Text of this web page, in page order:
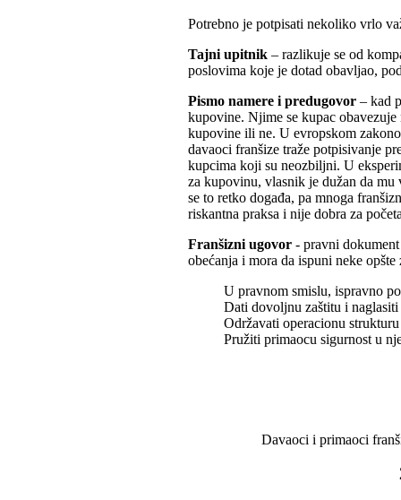
Potrebno je potpisati nekoliko vrlo
Tajni upitnik – razlikuje se od
poslovima koje je dotad obavljao,
Pismo namere i predugovor – kad
kupovine. Njime se kupac
kupovine ili ne. U evropskom
davaoci franšize traže potpisivanje
kupcima koji su neozbiljni. U
za kupovinu, vlasnik je dužan da
se to retko događa, pa mnoga
riskantna praksa i nije dobra za
Franšizni ugovor - pravni
obećanja i mora da ispuni neke opšte
U pravnom smislu, ispravno
Dati dovoljnu zaštitu i
Održavati operacionu
Pružiti primaocu sigurnost u
Davaoci i primaoci